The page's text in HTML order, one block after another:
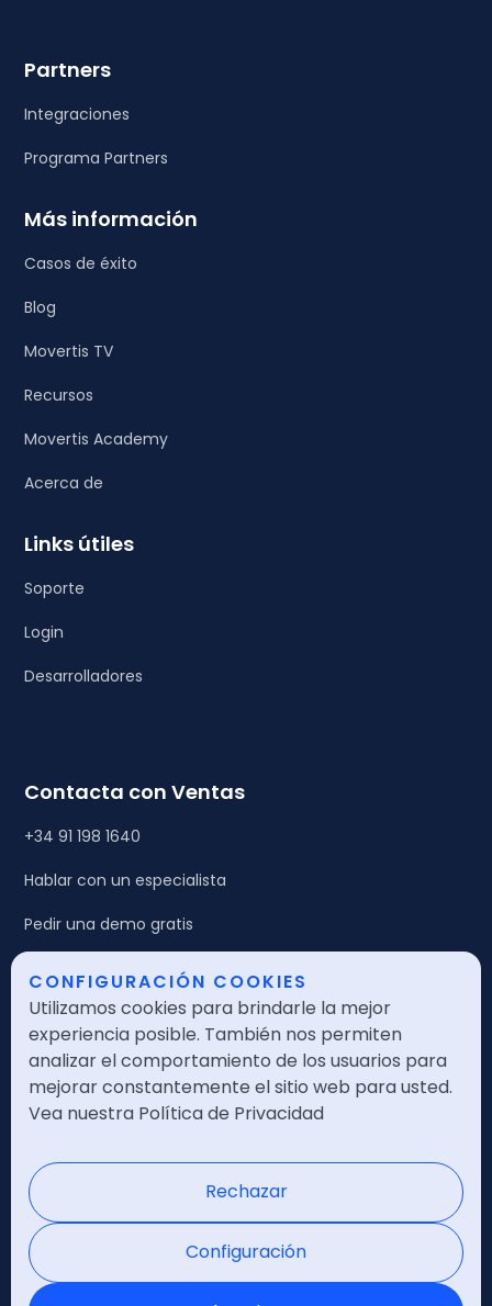
Partners
Integraciones
Programa Partners
Más información
Casos de éxito
Blog
Movertis TV
Recursos
Movertis Academy
Acerca de
Links útiles
Soporte
Login
Desarrolladores
Contacta con Ventas
+34 91 198 1640
Hablar con un especialista
Pedir una demo gratis
Legales
Política de calidad
Política de seguridad
Política de privacidad
Nota legal
Certificaciones
CONFIGURACIÓN COOKIES
Utilizamos cookies para brindarle la mejor
experiencia posible. También nos permiten
analizar el comportamiento de los usuarios para
mejorar constantemente el sitio web para usted.
Vea nuestra Política de Privacidad
Rechazar
Configuración